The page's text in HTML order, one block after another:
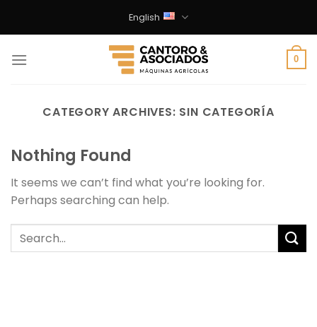
English
0
CATEGORY ARCHIVES: SIN CATEGORÍA
Nothing Found
It seems we can’t find what you’re looking for.
Perhaps searching can help.